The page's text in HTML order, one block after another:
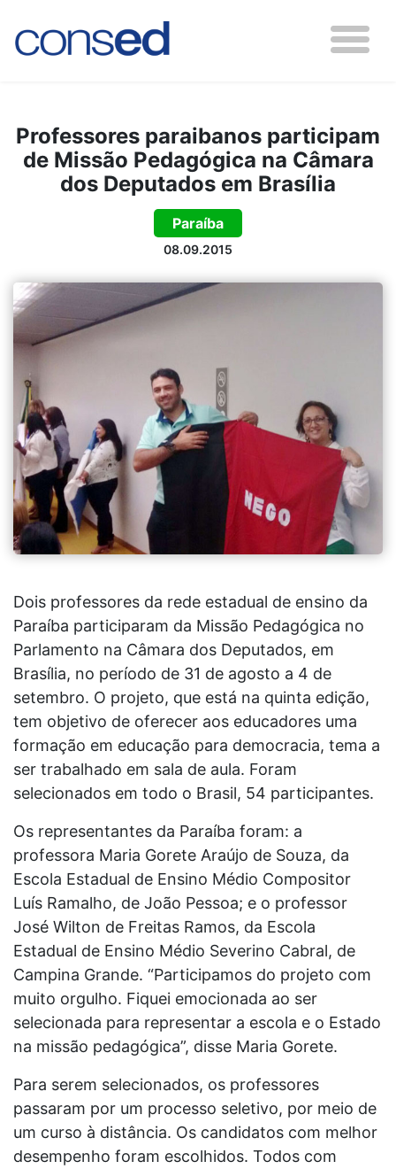
Professores paraibanos participam
de Missão Pedagógica na Câmara
dos Deputados em Brasília
Paraíba
08.09.2015
Dois professores da rede estadual de ensino da
Paraíba participaram da Missão Pedagógica no
Parlamento na Câmara dos Deputados, em
Brasília, no período de 31 de agosto a 4 de
setembro. O projeto, que está na quinta edição,
tem objetivo de oferecer aos educadores uma
formação em educação para democracia, tema a
ser trabalhado em sala de aula. Foram
selecionados em todo o Brasil, 54 participantes.
Os representantes da Paraíba foram: a
professora Maria Gorete Araújo de Souza, da
Escola Estadual de Ensino Médio Compositor
Luís Ramalho, de João Pessoa; e o professor
José Wilton de Freitas Ramos, da Escola
Estadual de Ensino Médio Severino Cabral, de
Campina Grande. “Participamos do projeto com
muito orgulho. Fiquei emocionada ao ser
selecionada para representar a escola e o Estado
na missão pedagógica”, disse Maria Gorete.
Para serem selecionados, os professores
passaram por um processo seletivo, por meio de
um curso à distância. Os candidatos com melhor
desempenho foram escolhidos. Todos com